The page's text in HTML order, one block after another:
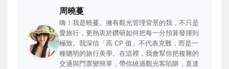
周曉蔓
嗨！我是曉蔓。擁有觀光管理背景的我，不只是
愛旅行，更熱衷於鑽研如何把每一分預算發揮到
極致。我深信「高 CP 值」不代表克難，而是一
種聰明的旅行美學。在這裡，我會幫你把複雜的
交通與門票變簡單，帶你繞過觀光客陷阱，直達